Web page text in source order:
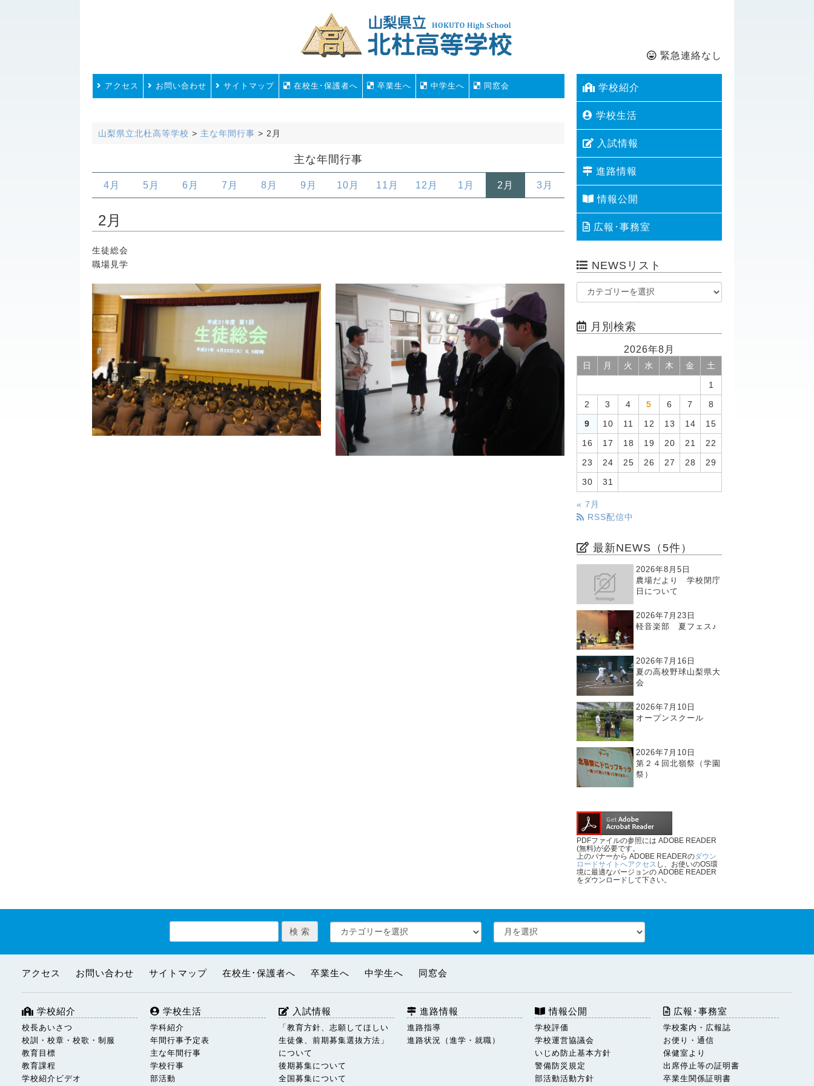
緊急連絡なし
アクセス お問い合わせ サイトマップ 在校生･保護者へ 卒業生へ 中学生へ 同窓会
山梨県立北杜高等学校 > 主な年間行事 > 2月
主な年間行事
4月 5月 6月 7月 8月 9月 10月 11月 12月 1月 2月 3月
2月
生徒総会
職場見学
学校紹介
学校生活
入試情報
進路情報
情報公開
広報･事務室
NEWSリスト
月別検索
2026年8月
日 月 火 水 木 金 土
1
2 3 4 5 6 7 8
9 10 11 12 13 14 15
16 17 18 19 20 21 22
23 24 25 26 27 28 29
30 31
« 7月
RSS配信中
最新NEWS（5件）
2026年8月5日
農場だより 学校閉庁
日について
2026年7月23日
軽音楽部 夏フェス♪
2026年7月16日
夏の高校野球山梨県大
会
2026年7月10日
オープンスクール
2026年7月10日
第２４回北嶺祭（学園
祭）
PDFファイルの参照には ADOBE READER
(無料)が必要です。
上のバナーから ADOBE READERのダウン
ロードサイトへアクセス し、お使いのOS環
境に最適なバージョンの ADOBE READER
をダウンロードして下さい。
アクセス お問い合わせ サイトマップ 在校生･保護者へ 卒業生へ 中学生へ 同窓会
学校紹介
校長あいさつ
校訓・校章・校歌・制服
教育目標
教育課程
学校紹介ビデオ
学校生活
学科紹介
年間行事予定表
主な年間行事
学校行事
部活動
入試情報
「教育方針、志願してほしい
生徒像、前期募集選抜方法」
について
後期募集について
全国募集について
進路情報
進路指導
進路状況（進学・就職）
情報公開
学校評価
学校運営協議会
いじめ防止基本方針
警備防災規定
部活動活動方針
広報･事務室
学校案内・広報誌
お便り・通信
保健室より
出席停止等の証明書
卒業生関係証明書